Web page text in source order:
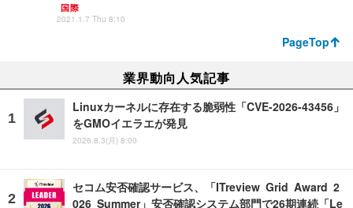
国際
2021.1.7 Thu 8:10
PageTop
業界動向人気記事
Linuxカーネルに存在する脆弱性「CVE-2026-43456」
をGMOイエラエが発見
2026.8.3(月) 8:00
セコム安否確認サービス、「ITreview Grid Award 2
026 Summer」安否確認システム部門で26期連続「Le